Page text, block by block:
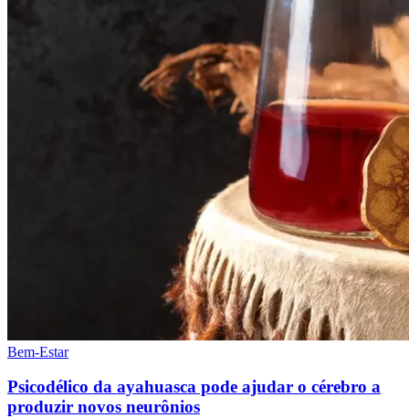
Bem-Estar
Psicodélico da ayahuasca pode ajudar o cérebro a
produzir novos neurônios